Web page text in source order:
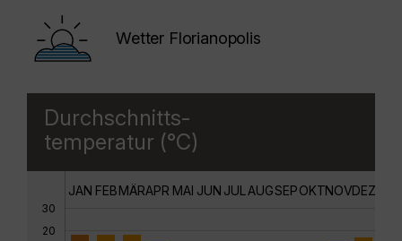
Wetter Florianopolis
Durchschnitts-
temperatur (°C)
30
20
JAN FEBMÄRAPR MAI JUN JUL AUGSEPOKTNOVDEZ